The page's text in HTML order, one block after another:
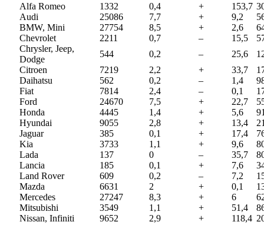
Alfa Romeo 1332 0,4 + 153,7
Audi
25086 7,7 + 9,2
BMW, Mini
27754 8,5 + 2,6
Chevrolet
2211 0,7 – 15,5
Chrysler, Jeep,
Dodge
544 0,2 – 25,6
Citroen
7219 2,2 + 33,7
Daihatsu
562 0,2 – 1,4
Fiat
7814 2,4 – 0,1
Ford
24670 7,5 + 22,7
Honda
4445 1,4 + 5,6
Hyundai
9055 2,8 + 13,4
Jaguar
385 0,1 + 17,4
Kia
3733 1,1 + 9,6
Lada
137 0 – 35,7
Lancia
185 0,1 + 7,6
Land Rover
609 0,2 – 7,2
Mazda
6631 2 + 0,1
Mercedes
27247 8,3 + 6
Mitsubishi
3549 1,1 + 51,4
Nissan, Infiniti
9652 2,9 + 118,4